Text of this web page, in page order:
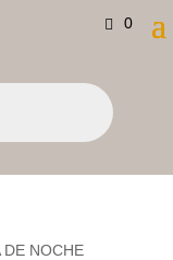
0
NOCHE